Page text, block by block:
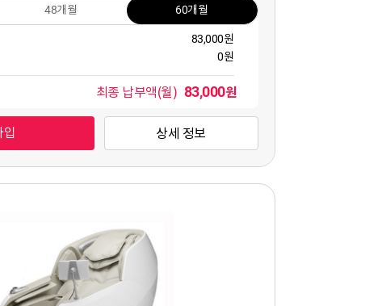
48개월 60개월
83,000원
0원
최종 납부액(월) 83,000원
입 상세 정보